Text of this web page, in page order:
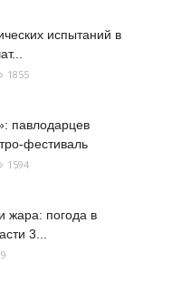
испытаний в
1855
павлодарцев
фестиваль
1594
жара: погода в
3...